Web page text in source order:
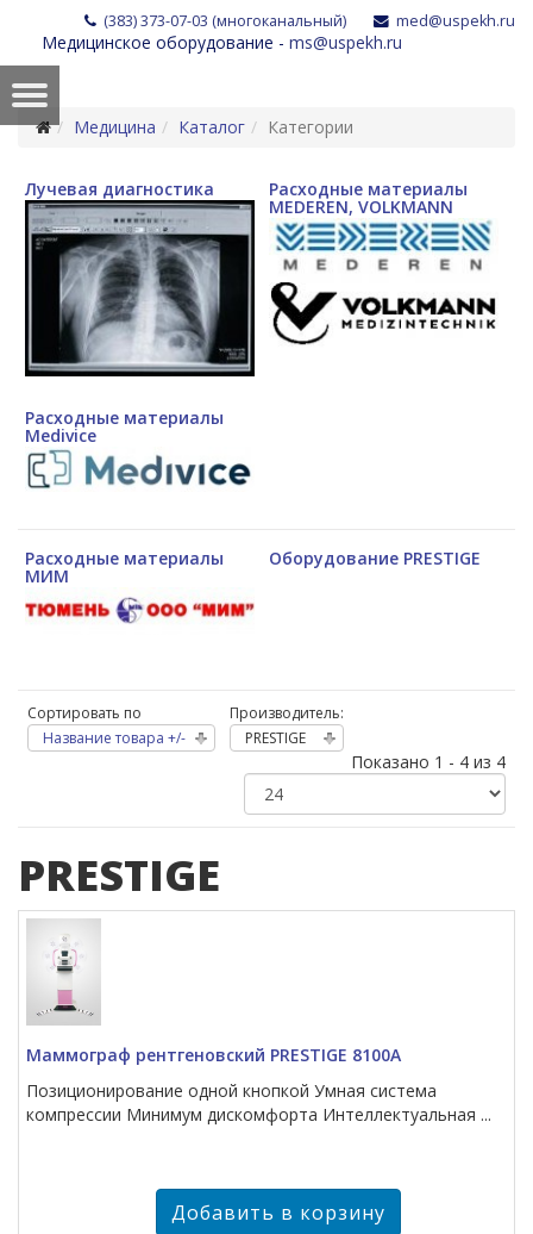
(383) 373-07-03 (многоканальный) med@uspekh.ru
Медицинское оборудование - ms@uspekh.ru
Медицина Каталог Категории
Лучевая диагностика Расходные материалы
MEDEREN, VOLKMANN
Расходные материалы
Medivice
Расходные материалы
МИМ
Оборудование PRESTIGE
Сортировать по
Название товара +/-
Производитель:
PRESTIGE
Показано 1 - 4 из 4
PRESTIGE
Маммограф рентгеновский PRESTIGE 8100A
Позиционирование одной кнопкой Умная система
компрессии Минимум дискомфорта Интеллектуальная ...